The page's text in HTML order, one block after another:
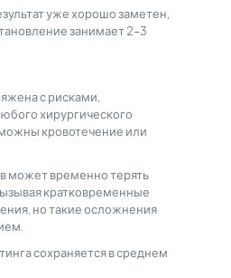
уже хорошо заметен,
занимает 2–3
с рисками,
хирургического
кровотечение или
может временно терять
кратковременные
но такие осложнения
сохраняется в среднем